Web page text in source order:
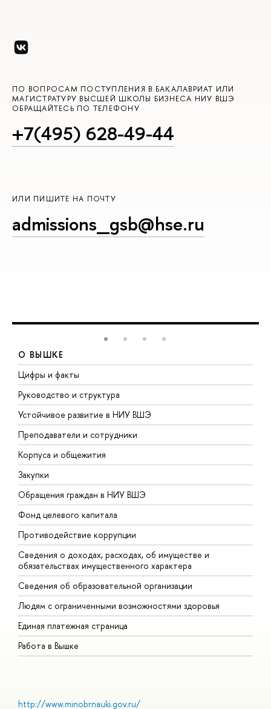
ПО ВОПРОСАМ ПОСТУПЛЕНИЯ В БАКАЛАВРИАТ ИЛИ
МАГИСТРАТУРУ ВЫСШЕЙ ШКОЛЫ БИЗНЕСА НИУ ВШЭ
ОБРАЩАЙТЕСЬ ПО ТЕЛЕФОНУ
+7(495) 628-49-44
ИЛИ ПИШИТЕ НА ПОЧТУ
admissions_gsb@hse.ru
О ВЫШКЕ
Цифры и факты
Руководство и структура
Устойчивое развитие в НИУ ВШЭ
Преподаватели и сотрудники
Корпуса и общежития
Закупки
Обращения граждан в НИУ ВШЭ
Фонд целевого капитала
Противодействие коррупции
Сведения о доходах, расходах, об имуществе и
обязательствах имущественного характера
Сведения об образовательной организации
Людям с ограниченными возможностями здоровья
Единая платежная страница
Работа в Вышке
http://www.minobrnauki.gov.ru/